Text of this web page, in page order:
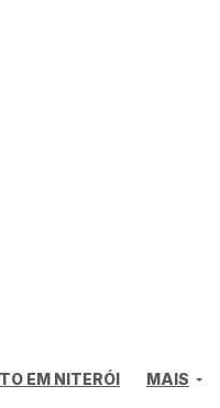
EM NITERÓI MAIS